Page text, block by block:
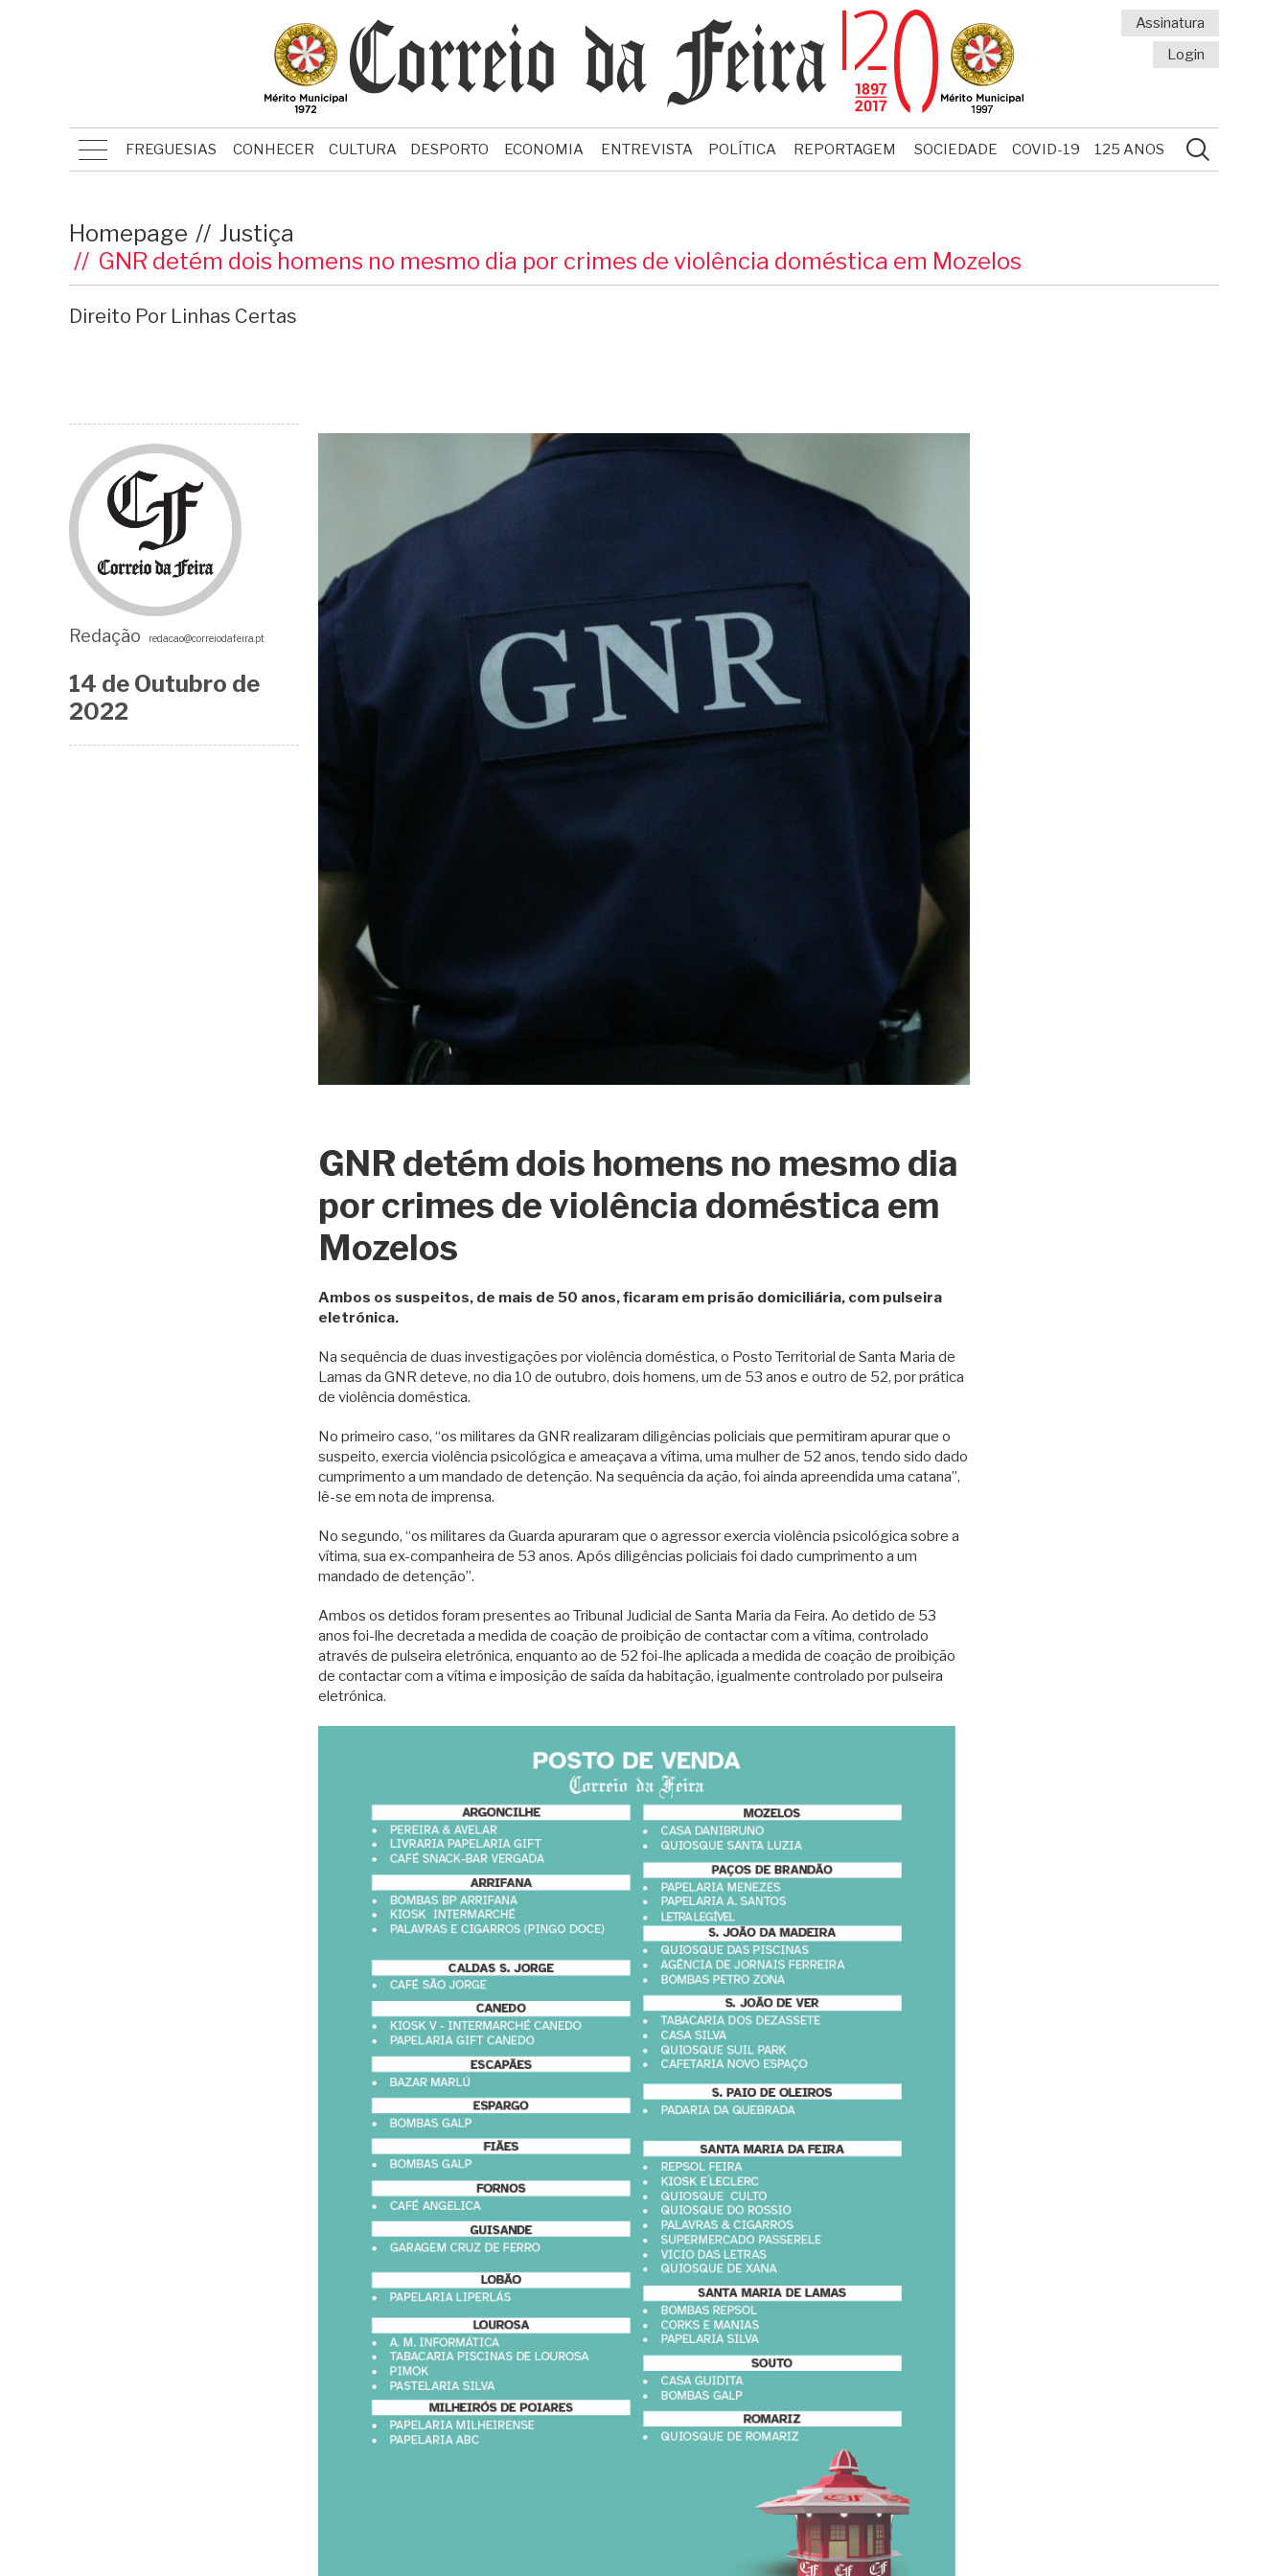
Assinatura
Login
FREGUESIAS CONHECER CULTURA DESPORTO ECONOMIA ENTREVISTA POLÍTICA REPORTAGEM SOCIEDADE COVID-19 125 ANOS
Homepage
Justiça
GNR detém dois homens no mesmo dia por crimes de violência doméstica em Mozelos
Direito Por Linhas Certas
Redação redacao@correiodafeira.pt
14 de Outubro de
2022
GNR detém dois homens no mesmo dia
por crimes de violência doméstica em
Mozelos
Ambos os suspeitos, de mais de 50 anos, ficaram em prisão domiciliária, com pulseira
eletrónica.
Na sequência de duas investigações por violência doméstica, o Posto Territorial de Santa Maria de
Lamas da GNR deteve, no dia 10 de outubro, dois homens, um de 53 anos e outro de 52, por prática
de violência doméstica.
No primeiro caso, “os militares da GNR realizaram diligências policiais que permitiram apurar que o
suspeito, exercia violência psicológica e ameaçava a vítima, uma mulher de 52 anos, tendo sido dado
cumprimento a um mandado de detenção. Na sequência da ação, foi ainda apreendida uma catana”,
lê-se em nota de imprensa.
No segundo, “os militares da Guarda apuraram que o agressor exercia violência psicológica sobre a
vítima, sua ex-companheira de 53 anos. Após diligências policiais foi dado cumprimento a um
mandado de detenção”.
Ambos os detidos foram presentes ao Tribunal Judicial de Santa Maria da Feira. Ao detido de 53
anos foi-lhe decretada a medida de coação de proibição de contactar com a vítima, controlado
através de pulseira eletrónica, enquanto ao de 52 foi-lhe aplicada a medida de coação de proibição
de contactar com a vítima e imposição de saída da habitação, igualmente controlado por pulseira
eletrónica.